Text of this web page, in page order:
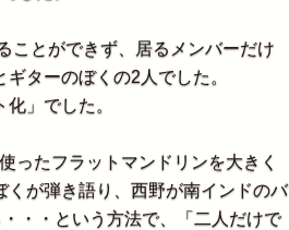
とができず、居るメンバーだけ
ターのぼくの2人でした。
」でした。
ったフラットマンドリンを大きく
くが弾き語り、西野が南インドのバ
・・という方法で、「二人だけで